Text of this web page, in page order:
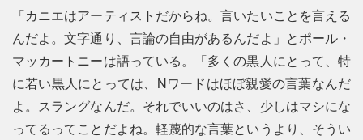
「カニエはアーティストだからね。言いたいことを言える
んだよ。文字通り、言論の自由があるんだよ」とポール・
マッカートニーは語っている。「多くの黒人にとって、特
に若い黒人にとっては、Nワードはほぼ親愛の言葉なんだ
よ。スラングなんだ。それでいいのはさ、少しはマシにな
ってるってことだよね。軽蔑的な言葉というより、そうい